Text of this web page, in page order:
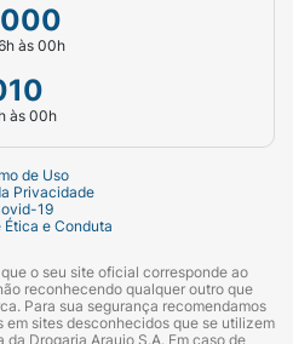
às 00h
às 00h
de Uso
Privacidade
19
Ética e Conduta
o seu site oficial corresponde ao
reconhecendo qualquer outro que
Para sua segurança recomendamos
sites desconhecidos que se utilizem
Drogaria Araujo S.A. Em caso de